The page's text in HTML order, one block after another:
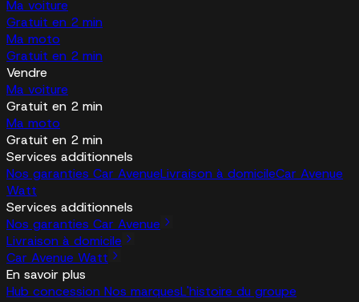
Ma voiture
Gratuit en 2 min
Ma moto
Gratuit en 2 min
Vendre
Ma voiture
Gratuit en 2 min
Ma moto
Gratuit en 2 min
Services additionnels
Nos garanties Car AvenueLivraison à domicileCar Avenue
Watt
Services additionnels
Nos garanties Car Avenue
Livraison à domicile
Car Avenue Watt
En savoir plus
Hub concession Nos marquesL'histoire du groupe